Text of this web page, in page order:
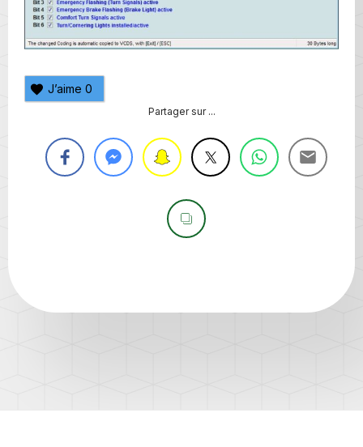
J’aime 0
Partager sur ...